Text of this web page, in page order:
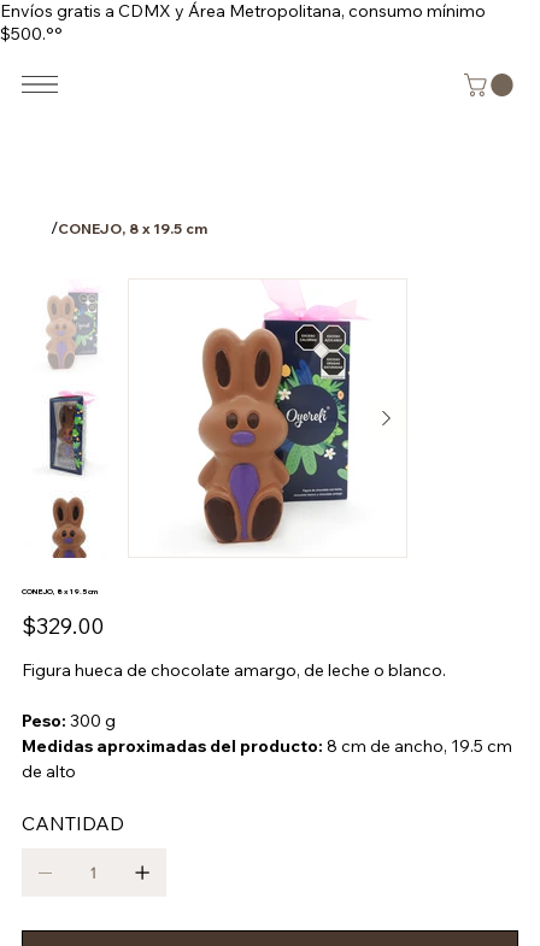
Envíos gratis a CDMX y Área Metropolitana, consumo mínimo
$500.°°
/CONEJO, 8 x 19.5 cm
CONEJO, 8 x 19.5 cm
Precio
$329.00
Figura hueca de chocolate amargo, de leche o blanco.
Peso: 300 g
Medidas aproximadas del producto: 8 cm de ancho, 19.5 cm
de alto
CANTIDAD